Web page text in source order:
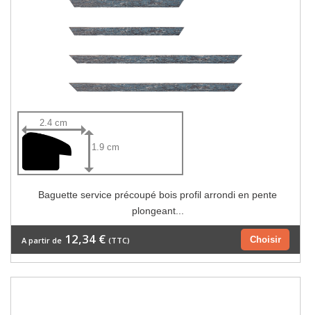
2.4 cm
1.9 cm
Baguette service précoupé bois profil arrondi en pente
plongeant...
Choisir
A partir de 12,34 € (TTC)